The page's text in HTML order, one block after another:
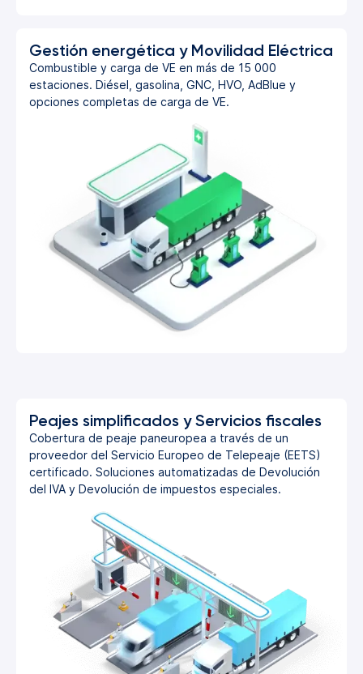
Gestión energética y Movilidad Eléctrica
Combustible y carga de VE en más de 15 000
estaciones. Diésel, gasolina, GNC, HVO, AdBlue y
opciones completas de carga de VE.
Peajes simplificados y Servicios fiscales
Cobertura de peaje paneuropea a través de un
proveedor del Servicio Europeo de Telepeaje (EETS)
certificado. Soluciones automatizadas de Devolución
del IVA y Devolución de impuestos especiales.